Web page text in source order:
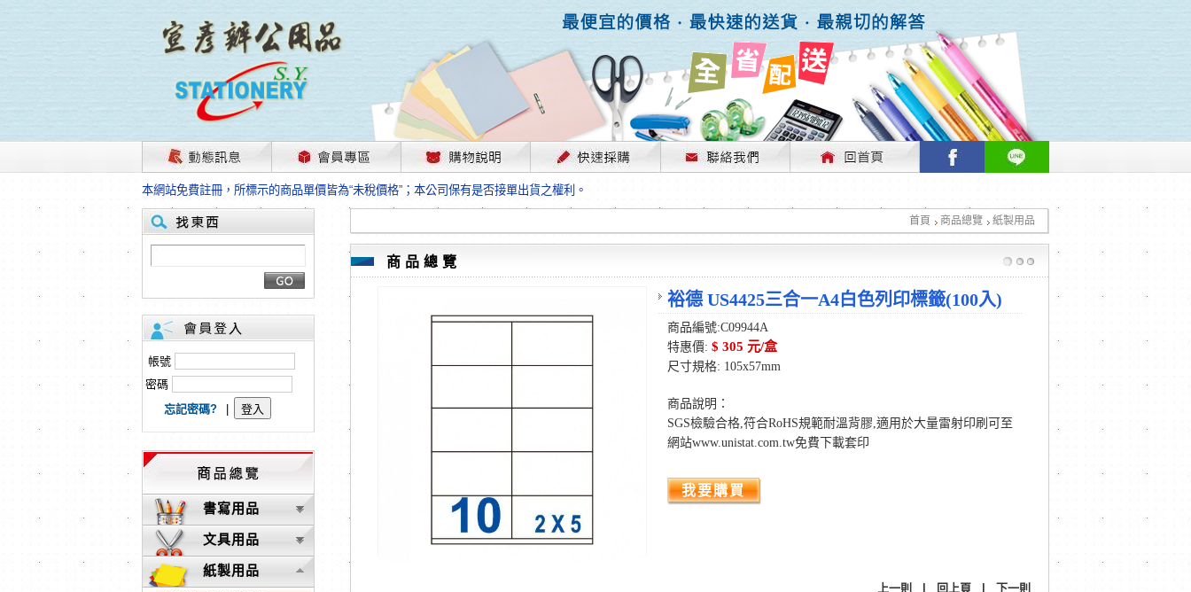
茲因國際情勢變化石油及塑化原物料波動漲幅甚大，部份上游供應商已採取封盤及暫停出貨因應，故本公司價格將視工廠原物料行情做適時的調整，不便之處敬請見諒！
本網站免費註冊，所標示的商品單價皆為“未稅價格”；本公司保有是否接單出貨之權利。
HP、EPSON、CANON原廠耗材價格浮動，下單前請先跟客服人員確認最新單價！
本網站免費註冊，所標示的商品單價皆為“未稅價格”；本公司保有是否接單出貨之權利。
匯款客戶請注意！因商品繁複來不及發現短缺，遂待客服人員跟您確認訂單無誤時再行匯款，避免後緒問題的衍生。
本網站免費註冊，所標示的商品單價皆為“未稅價格”；本公司保有是否接單出貨之權利。
茲因國際情勢變化石油及塑化原物料波動漲幅甚大，部份上游供應商已採取封盤及暫停出貨因應，故本公司價格將視工廠原物料行情做適時的調整，不便之處敬請見諒！
本網站免費註冊，所標示的商品單價皆為“未稅價格”；本公司保有是否接單出貨之權利。
HP、EPSON、CANON原廠耗材價格浮動，下單前請先跟客服人員確認最新單價！
本網站免費註冊，所標示的商品單價皆為“未稅價格”；本公司保有是否接單出貨之權利。
匯款客戶請注意！因商品繁複來不及發現短缺，遂待客服人員跟您確認訂單無誤時再行匯款，避免後緒問題的衍生。
本網站免費註冊，所標示的商品單價皆為“未稅價格”；本公司保有是否接單出貨之權利。
首頁 商品總覽 紙製用品
帳號
密碼
忘記密碼?
書寫用品
文具用品
紙製用品
商品總覽
裕德 US4425三合一A4白色列印標籤(100入)
商品編號:C09944A
特惠價: $ 305 元/盒
尺寸規格: 105x57mm
商品說明：
SGS檢驗合格,符合RoHS規範耐溫背膠,適用於大量雷射印刷可至
網站www.unistat.com.tw免費下載套印
我要購買
上一則 回上頁 下一則